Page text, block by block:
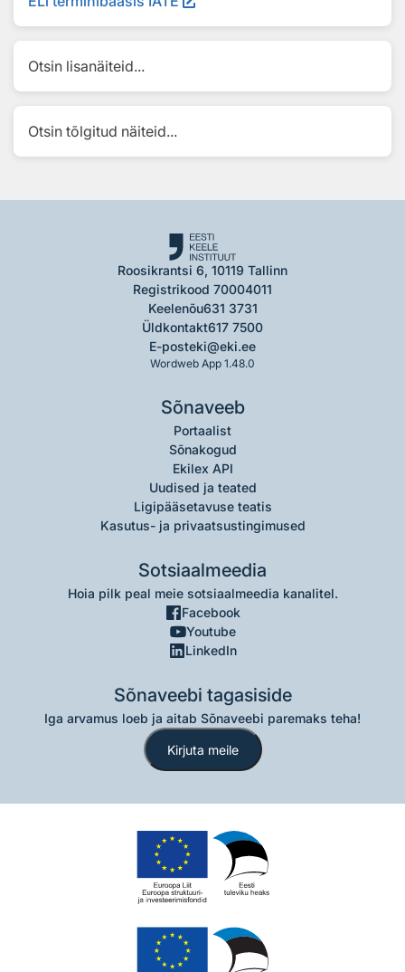
Otsin lisanäiteid...
Otsin tõlgitud näiteid...
Roosikrantsi 6, 10119 Tallinn
Registrikood 70004011
Keelenõu631 3731
Üldkontakt617 7500
E-posteki@eki.ee
Wordweb App 1.48.0
Sõnaveeb
Portaalist
Sõnakogud
Ekilex API
Uudised ja teated
Ligipääsetavuse teatis
Kasutus- ja privaatsustingimused
Sotsiaalmeedia
Hoia pilk peal meie sotsiaalmeedia kanalitel.
Facebook
Youtube
LinkedIn
Sõnaveebi tagasiside
Iga arvamus loeb ja aitab Sõnaveebi paremaks teha!
Kirjuta meile